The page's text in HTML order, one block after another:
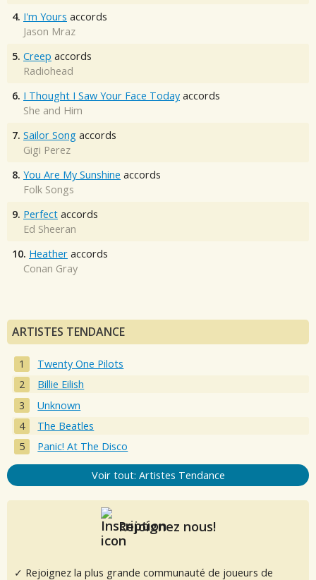
4. I'm Yours accords
Jason Mraz
5. Creep accords
Radiohead
6. I Thought I Saw Your Face Today accords
She and Him
7. Sailor Song accords
Gigi Perez
8. You Are My Sunshine accords
Folk Songs
9. Perfect accords
Ed Sheeran
10. Heather accords
Conan Gray
ARTISTES TENDANCE
Twenty One Pilots
Billie Eilish
Unknown
The Beatles
Panic! At The Disco
Voir tout: Artistes Tendance
Rejoignez nous!
✓ Rejoignez la plus grande communauté de joueurs de